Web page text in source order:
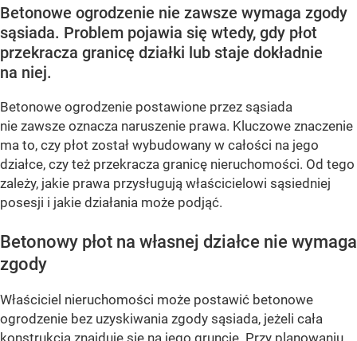
Betonowe ogrodzenie nie zawsze wymaga zgody
sąsiada. Problem pojawia się wtedy, gdy płot
przekracza granicę działki lub staje dokładnie
na niej.
Betonowe ogrodzenie postawione przez sąsiada
nie zawsze oznacza naruszenie prawa. Kluczowe znaczenie
ma to, czy płot został wybudowany w całości na jego
działce, czy też przekracza granicę nieruchomości. Od tego
zależy, jakie prawa przysługują właścicielowi sąsiedniej
posesji i jakie działania może podjąć.
Betonowy płot na własnej działce nie wymaga
zgody
Właściciel nieruchomości może postawić betonowe
ogrodzenie bez uzyskiwania zgody sąsiada, jeżeli cała
konstrukcja znajduje się na jego gruncie. Przy planowaniu